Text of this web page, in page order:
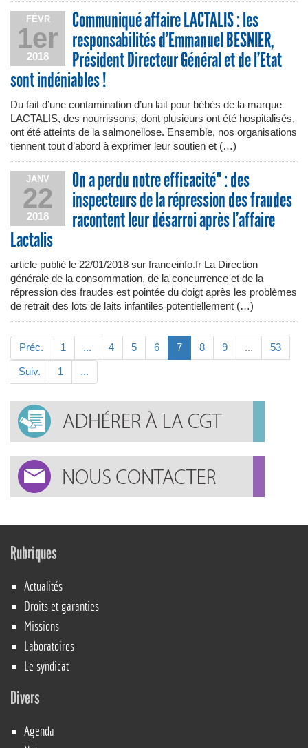
FÉVR
1er
2018
Communiqué affaire LACTALIS : les
responsabilités d’Emmanuel BESNIER,
Président Directeur Général et de l’Etat
sont indéniables !
Du fait d’une contamination d’un lait pour bébés de la marque
LACTALIS, des nourrissons, dont plusieurs ont été hospitalisés,
ont été atteints de la salmonellose. Ensemble, nos organisations
tiennent tout d’abord à exprimer leur soutien et (…)
JANV
22
2018
On a perdu notre efficacité" : des
inspecteurs de la répression des fraudes
racontent leur désarroi après l’affaire
Lactalis
article publié le 22/01/2018 sur franceinfo.fr La Direction
générale de la consommation, de la concurrence et de la
répression des fraudes est pointée du doigt après les problèmes
de retrait des lots de laits infantiles potentiellement (…)
Préc. 1 ... 4 5 6 7 8 9 ... 53
Suiv. 1 ...
Rubriques
Actualités
Droits et garanties
Missions
Laboratoires
Le syndicat
Divers
Agenda